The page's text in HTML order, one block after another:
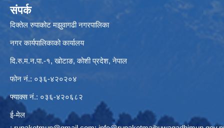
संपर्क
दिक्तेल रुपाकोट मझुवागढी नगरपालिका
नगर कार्यपालिकाको कार्यालय
दि.रु.म.न.पा.-१, खोटाङ, कोशी प्रदेश, नेपाल
फोन नं.: ०३६-४२०२०४
फ्याक्स नं.: ०३६-४२०६८२
ई-मेल